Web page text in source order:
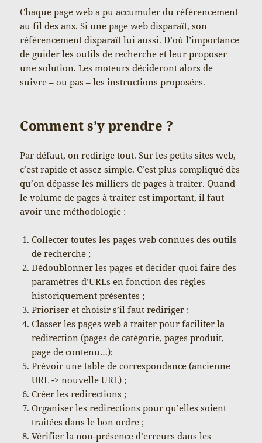
Chaque page web a pu accumuler du référencement
au fil des ans. Si une page web disparaît, son
référencement disparaît lui aussi. D’où l’importance
de guider les outils de recherche et leur proposer
une solution. Les moteurs décideront alors de
suivre – ou pas – les instructions proposées.
Comment s’y prendre ?
Par défaut, on redirige tout. Sur les petits sites web,
c’est rapide et assez simple. C’est plus compliqué dès
qu’on dépasse les milliers de pages à traiter. Quand
le volume de pages à traiter est important, il faut
avoir une méthodologie :
Collecter toutes les pages web connues des outils
de recherche ;
Dédoublonner les pages et décider quoi faire des
paramètres d’URLs en fonction des règles
historiquement présentes ;
Prioriser et choisir s’il faut rediriger ;
Classer les pages web à traiter pour faciliter la
redirection (pages de catégorie, pages produit,
page de contenu…);
Prévoir une table de correspondance (ancienne
URL -> nouvelle URL) ;
Créer les redirections ;
Organiser les redirections pour qu’elles soient
traitées dans le bon ordre ;
Vérifier la non-présence d’erreurs dans les